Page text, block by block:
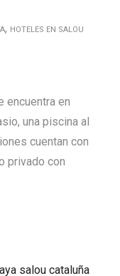
, HOTELES EN SALOU
encuentra en
una piscina al
cuentan con
privado con